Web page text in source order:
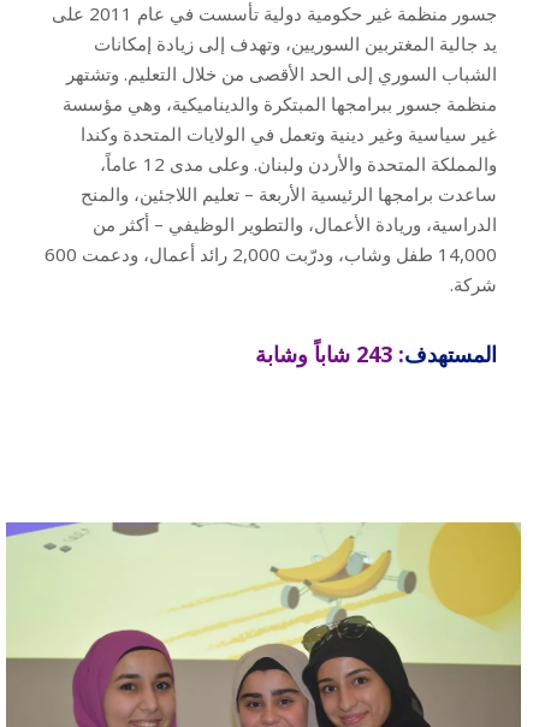
جسور منظمة غير حكومية دولية تأسست في عام 2011 على
يد جالية المغتربين السوريين، وتهدف إلى زيادة إمكانات
الشباب السوري إلى الحد الأقصى من خلال التعليم. وتشتهر
منظمة جسور ببرامجها المبتكرة والديناميكية، وهي مؤسسة
غير سياسية وغير دينية وتعمل في الولايات المتحدة وكندا
والمملكة المتحدة والأردن ولبنان. وعلى مدى 12 عاماً،
ساعدت برامجها الرئيسية الأربعة – تعليم اللاجئين، والمنح
الدراسية، وريادة الأعمال، والتطوير الوظيفي – أكثر من
14,000 طفل وشاب، ودرّبت 2,000 رائد أعمال، ودعمت 600
شركة.
المستهدف: 243 شاباً وشابة